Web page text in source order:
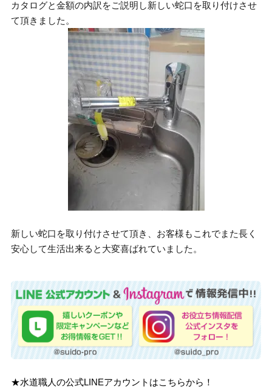
カタログと金額の内訳をご説明し新しい蛇口を取り付けさせ
て頂きました。
新しい蛇口を取り付けさせて頂き、お客様もこれでまた長く
安心して生活出来ると大変喜ばれていました。
★水道職人の公式LINEアカウントはこちらから！